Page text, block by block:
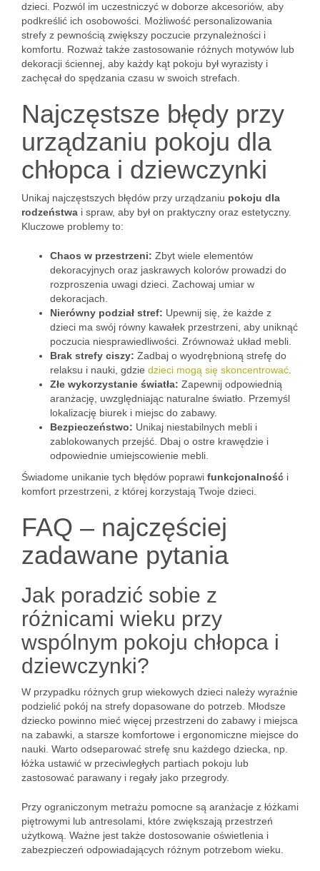
dzieci. Pozwól im uczestniczyć w doborze akcesoriów, aby
podkreślić ich osobowości. Możliwość personalizowania
strefy z pewnością zwiększy poczucie przynależności i
komfortu. Rozważ także zastosowanie różnych motywów lub
dekoracji ściennej, aby każdy kąt pokoju był wyrazisty i
zachęcał do spędzania czasu w swoich strefach.
Najczęstsze błędy przy
urządzaniu pokoju dla
chłopca i dziewczynki
Unikaj najczęstszych błędów przy urządzaniu pokoju dla
rodzeństwa i spraw, aby był on praktyczny oraz estetyczny.
Kluczowe problemy to:
Chaos w przestrzeni: Zbyt wiele elementów
dekoracyjnych oraz jaskrawych kolorów prowadzi do
rozproszenia uwagi dzieci. Zachowaj umiar w
dekoracjach.
Nierówny podział stref: Upewnij się, że każde z
dzieci ma swój równy kawałek przestrzeni, aby uniknąć
poczucia niesprawiedliwości. Zrównoważ układ mebli.
Brak strefy ciszy: Zadbaj o wyodrębnioną strefę do
relaksu i nauki, gdzie dzieci mogą się skoncentrować
Złe wykorzystanie światła: Zapewnij odpowiednią
aranżację, uwzględniając naturalne światło. Przemyśl
lokalizację biurek i miejsc do zabawy.
Bezpieczeństwo: Unikaj niestabilnych mebli i
zablokowanych przejść. Dbaj o ostre krawędzie i
odpowiednie umiejscowienie mebli.
Świadome unikanie tych błędów poprawi funkcjonalność i
komfort przestrzeni, z której korzystają Twoje dzieci.
FAQ – najczęściej
zadawane pytania
Jak poradzić sobie z
różnicami wieku przy
wspólnym pokoju chłopca i
dziewczynki?
W przypadku różnych grup wiekowych dzieci należy wyraźnie
podzielić pokój na strefy dopasowane do potrzeb. Młodsze
dziecko powinno mieć więcej przestrzeni do zabawy i miejsca
na zabawki, a starsze komfortowe i ergonomiczne miejsce do
nauki. Warto odseparować strefę snu każdego dziecka, np.
łóżka ustawić w przeciwległych partiach pokoju lub
zastosować parawany i regały jako przegrody.
Przy ograniczonym metrażu pomocne są aranżacje z łóżkami
piętrowymi lub antresolami, które zwiększają przestrzeń
użytkową. Ważne jest także dostosowanie oświetlenia i
zabezpieczeń odpowiadających różnym potrzebom wieku.